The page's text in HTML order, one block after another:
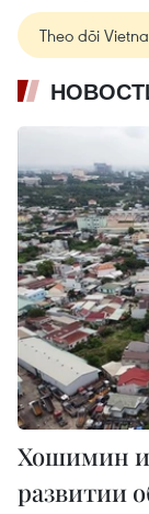
Theo dõi
Хошимин и
развитии